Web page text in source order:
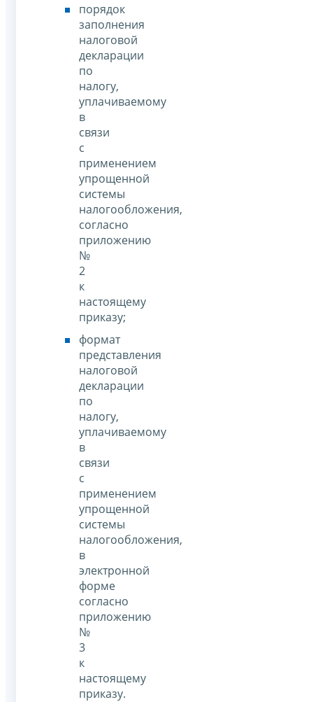
порядок
заполнения
налоговой
декларации
по
налогу,
уплачиваемому
в
связи
с
применением
упрощенной
системы
налогообложения,
согласно
приложению
№
2
к
настоящему
приказу;
формат
представления
налоговой
декларации
по
налогу,
уплачиваемому
в
связи
с
применением
упрощенной
системы
налогообложения,
в
электронной
форме
согласно
приложению
№
3
к
настоящему
приказу.